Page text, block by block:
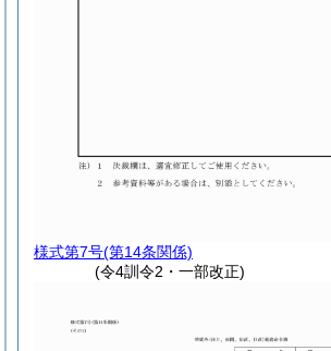
様式第7号(第14条関係)
(令4訓令2・一部改正)